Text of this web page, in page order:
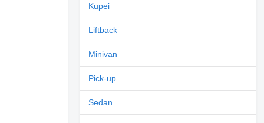
Kupei
Liftback
Minivan
Pick-up
Sedan